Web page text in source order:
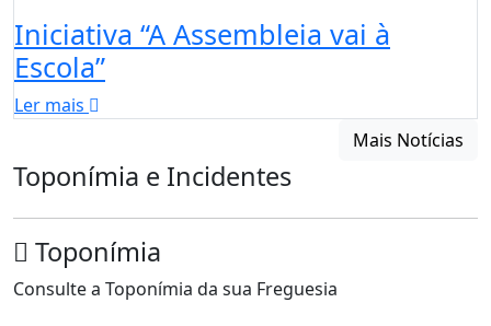
Iniciativa “A Assembleia vai à
Escola”
Ler mais
Mais Notícias
Toponímia e Incidentes
Toponímia
Consulte a Toponímia da sua Freguesia